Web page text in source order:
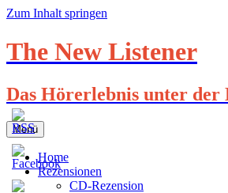
Zum Inhalt springen
The New Listener
Das Hörerlebnis unter
Menü
Home
Rezensionen
CD-Rezension